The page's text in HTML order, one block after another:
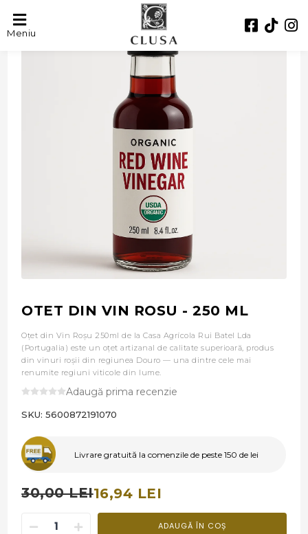
Meniu- 44%
OTET DIN VIN ROSU - 250 ML
Oțet din Vin Roșu 250ml de la Casa Agrícola Rui Batel Lda
(Portugalia) este un oțet artizanal de calitate superioară, produs
din vinuri roșii din regiunea Douro — una dintre cele mai
renumite regiuni viticole din lume.
Adaugă prima recenzie
SKU: 5600872191070
Livrare gratuită la comenzile de peste 150 de lei
30,00 LEI16,94 LEI
ADAUGĂ ÎN COȘ